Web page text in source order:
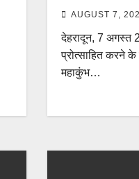
AUGUST 7,
देहरादून, 7 अगस्त
प्रोत्साहित करने
महाकुंभ…